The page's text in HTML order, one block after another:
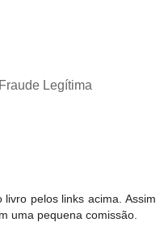
Legítima
pelos links acima. Assim
uma pequena comissão.